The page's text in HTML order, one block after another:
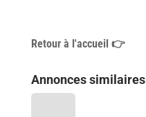
Retour à l'accueil 👉
Annonces similaires